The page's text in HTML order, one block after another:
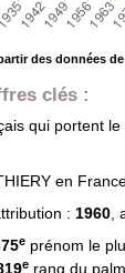
des données de
clés :
qui portent le
en
: 1960,
eprénom le
e rang du